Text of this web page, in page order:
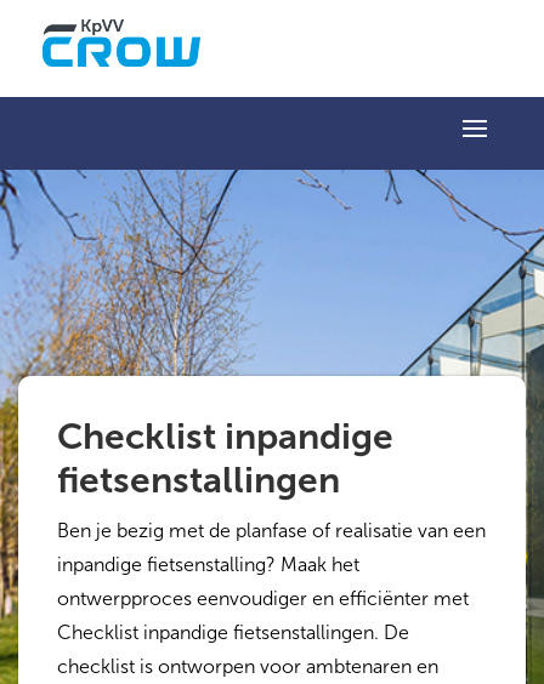
Checklist inpandige
fietsenstallingen
Ben je bezig met de planfase of realisatie van een
inpandige fietsenstalling? Maak het
ontwerpproces eenvoudiger en efficiënter met
Checklist inpandige fietsenstallingen. De
checklist is ontworpen voor ambtenaren en